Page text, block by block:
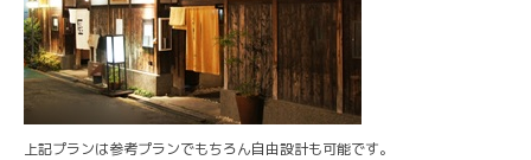
上記プランは参考プランでもちろん自由設計も可能です。